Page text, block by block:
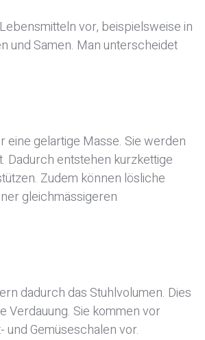
vor, beispielsweise in
und Samen. Man unterscheidet
eine gelartige Masse. Sie werden
Dadurch entstehen kurzkettige
Zudem können lösliche
gleichmässigeren
dadurch das Stuhlvolumen. Dies
Verdauung. Sie kommen vor
und Gemüseschalen vor.